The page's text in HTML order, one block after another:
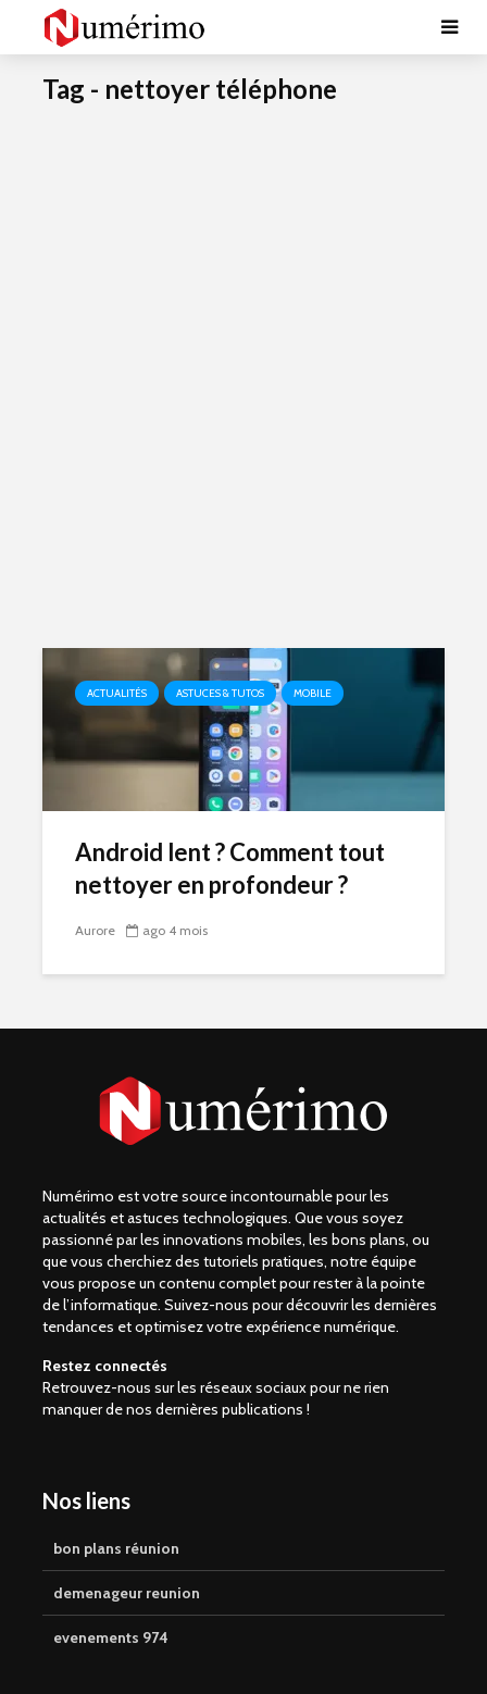
Tag - nettoyer téléphone
ACTUALITÉS ASTUCES & TUTOS MOBILE
Android lent ? Comment tout
nettoyer en profondeur ?
Aurore ago 4 mois
Numérimo est votre source incontournable pour les
actualités et astuces technologiques. Que vous soyez
passionné par les innovations mobiles, les bons plans, ou
que vous cherchiez des tutoriels pratiques, notre équipe
vous propose un contenu complet pour rester à la pointe
de l’informatique. Suivez-nous pour découvrir les dernières
tendances et optimisez votre expérience numérique.
Restez connectés
Retrouvez-nous sur les réseaux sociaux pour ne rien
manquer de nos dernières publications !
Nos liens
bon plans réunion
demenageur reunion
evenements 974